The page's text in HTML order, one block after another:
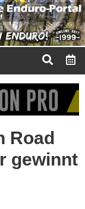
Road
gewinnt